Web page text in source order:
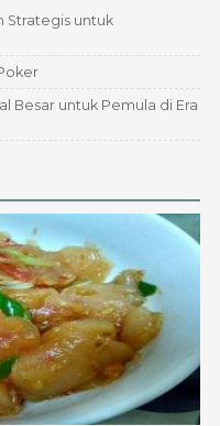
Strategis untuk
Besar untuk Pemula di Era